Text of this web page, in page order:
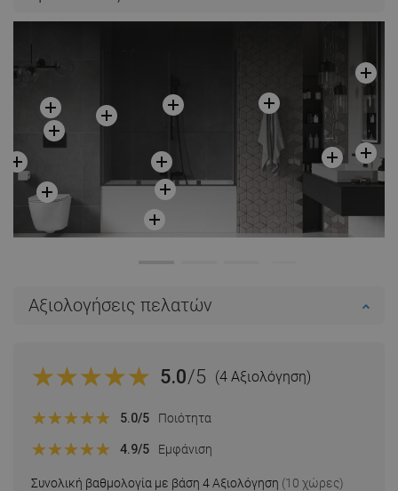
Αξιολογήσεις πελατών
5.0/5 (4 Αξιολόγηση)
Συνολική βαθμολογία με βάση 4 Αξιολόγηση (10 χώρες)
5.0/5 Ποιότητα
4.9/5 Εμφάνιση